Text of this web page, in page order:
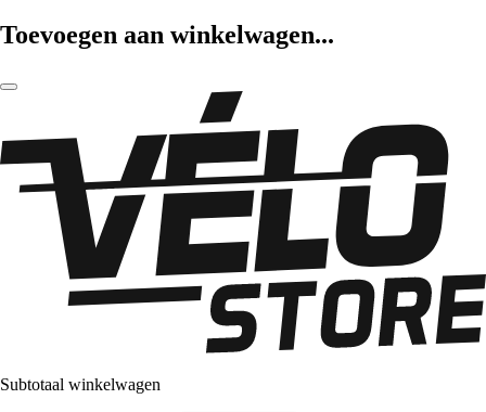
Toevoegen aan winkelwagen...
Subtotaal winkelwagen